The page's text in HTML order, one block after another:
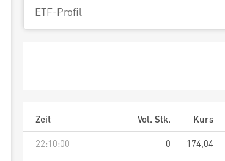
ETF-Profil
Zeit Vol. Stk.
Kurs
22:10:00
0
174,04